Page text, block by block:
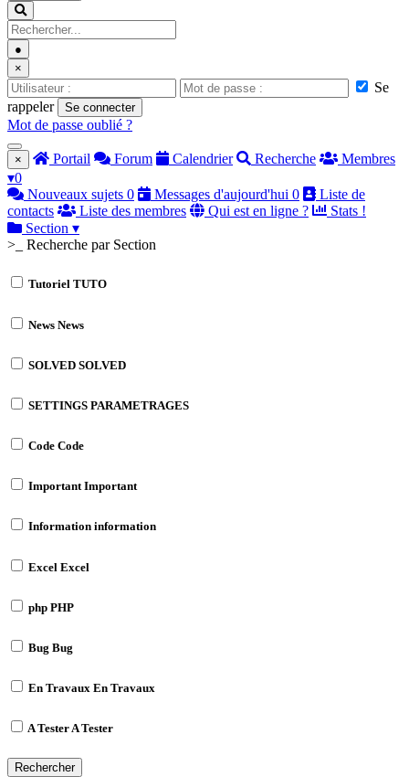
●
×
Se
rappeler
Se connecter
Mot de passe oublié ?
× Portail Forum Calendrier Recherche
Membres
▾0
Nouveaux sujets 0 Messages d'aujourd'hui 0
Liste de
contacts
Liste des membres Qui est en ligne ?
Stats !
Section ▾
>_ Recherche par Section
Tutoriel TUTO
News News
SOLVED SOLVED
SETTINGS PARAMETRAGES
Code Code
ImportantImportant
Information information
Excel Excel
php PHP
Bug Bug
En Travaux En Travaux
A TesterA Tester
Rechercher